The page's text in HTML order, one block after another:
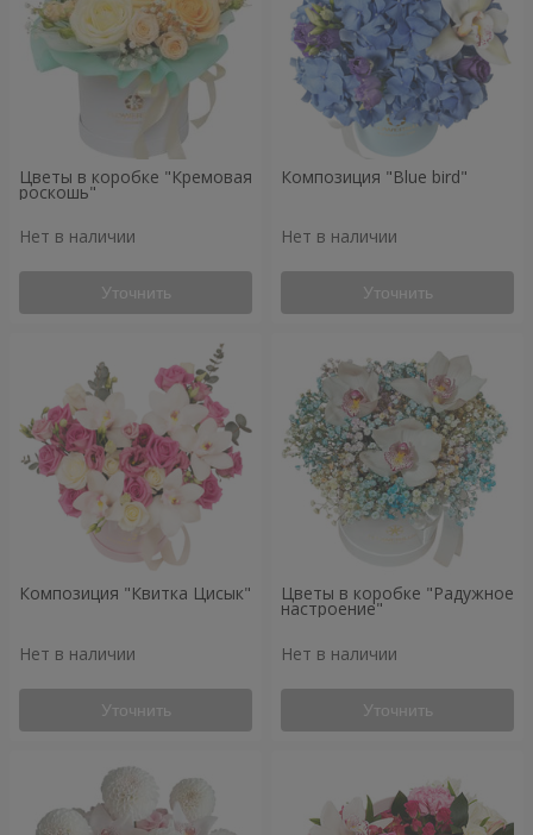
Цветы в коробке "Кремовая
роскошь"
Нет в наличии
Уточнить
Композиция "Blue bird"
Нет в наличии
Уточнить
Композиция "Квитка Цисык"
Нет в наличии
Уточнить
Цветы в коробке "Радужное
настроение"
Нет в наличии
Уточнить